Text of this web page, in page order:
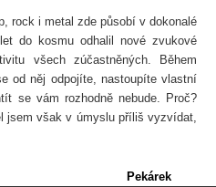
rock i metal zde působí v dokonalé
do kosmu odhalil nové zvukové
všech zúčastněných. Během
od něj odpojíte, nastoupíte vlastní
se vám rozhodně nebude. Proč?
jsem však v úmyslu příliš vyzvídat,
Pekárek